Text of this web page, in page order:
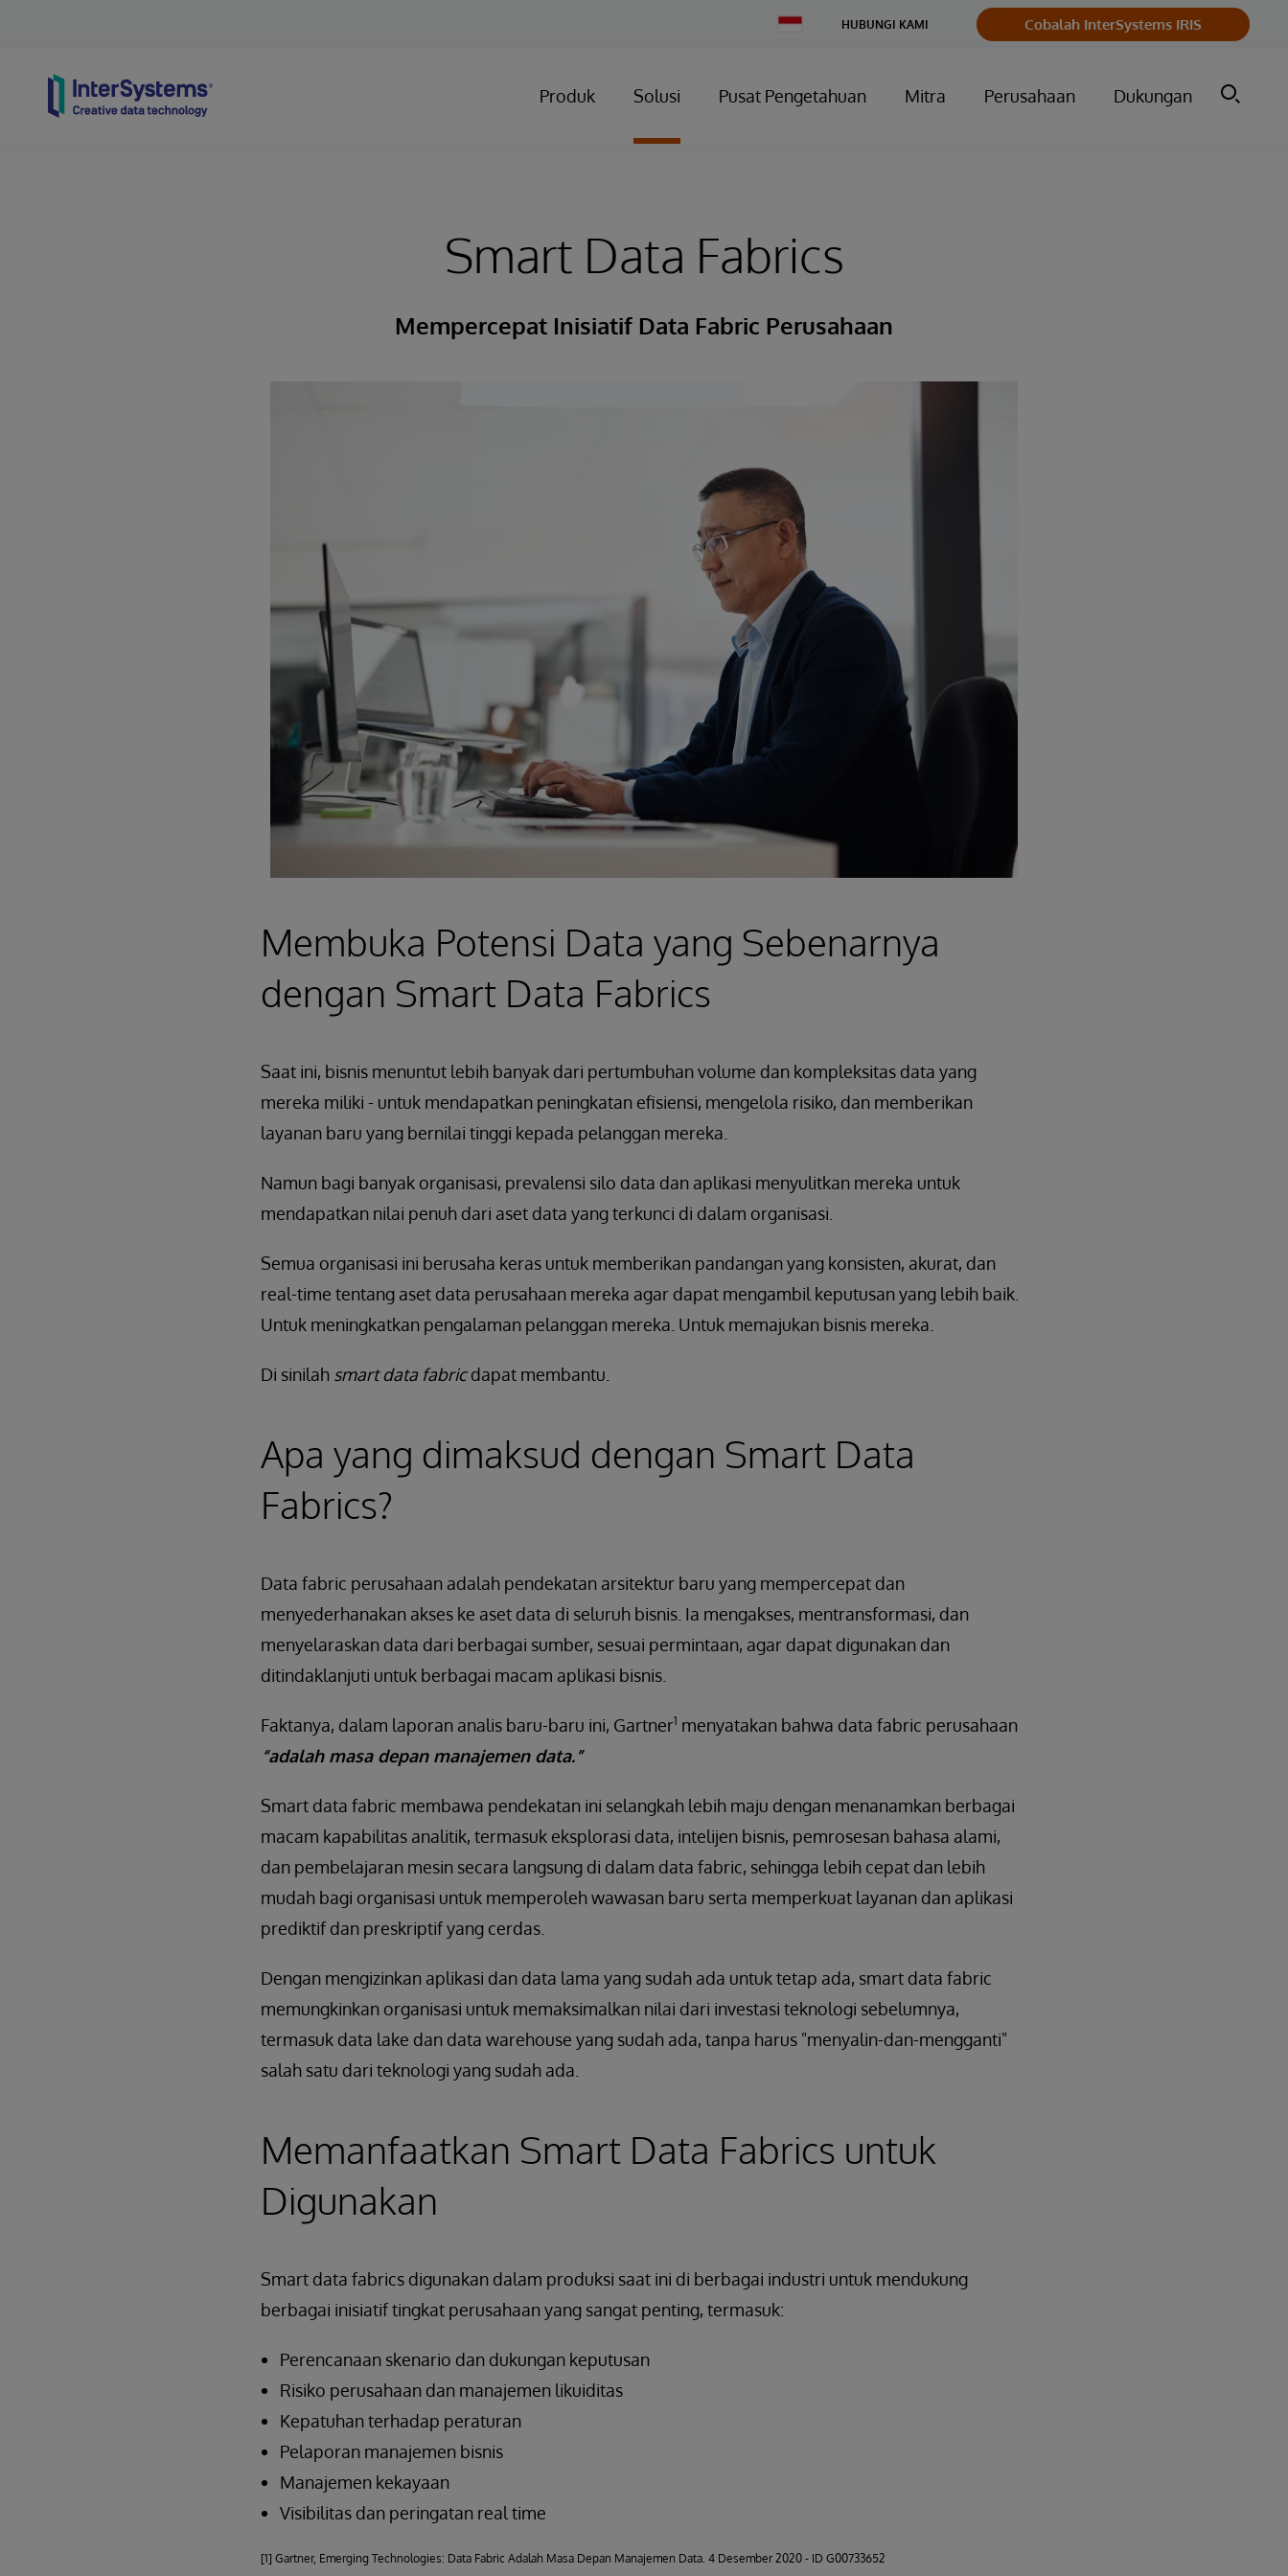
Change
HUBUNGI KAMI Cobalah InterSystems IRIS
Produk Solusi Pusat Pengetahuan Mitra Perusahaan Dukungan
Smart Data Fabrics
Mempercepat Inisiatif Data Fabric Perusahaan
Membuka Potensi Data yang Sebenarnya
dengan Smart Data Fabrics
Saat ini, bisnis menuntut lebih banyak dari pertumbuhan volume dan kompleksitas data yang
mereka miliki - untuk mendapatkan peningkatan efisiensi, mengelola risiko, dan memberikan
layanan baru yang bernilai tinggi kepada pelanggan mereka.
Namun bagi banyak organisasi, prevalensi silo data dan aplikasi menyulitkan mereka untuk
mendapatkan nilai penuh dari aset data yang terkunci di dalam organisasi.
Semua organisasi ini berusaha keras untuk memberikan pandangan yang konsisten, akurat, dan
real-time tentang aset data perusahaan mereka agar dapat mengambil keputusan yang lebih baik.
Untuk meningkatkan pengalaman pelanggan mereka. Untuk memajukan bisnis mereka.
Di sinilah smart data fabricdapat membantu.
Apa yang dimaksud dengan Smart Data
Fabrics?
Data fabric perusahaan adalah pendekatan arsitektur baru yang mempercepat dan
menyederhanakan akses ke aset data di seluruh bisnis. Ia mengakses, mentransformasi, dan
menyelaraskan data dari berbagai sumber, sesuai permintaan, agar dapat digunakan dan
ditindaklanjuti untuk berbagai macam aplikasi bisnis.
Faktanya, dalam laporan analis baru-baru ini, Gartner1 menyatakan bahwa data fabric perusahaan
“adalah masa depan manajemen data.”
Smart data fabric membawa pendekatan ini selangkah lebih maju dengan menanamkan berbagai
macam kapabilitas analitik, termasuk eksplorasi data, intelijen bisnis, pemrosesan bahasa alami,
dan pembelajaran mesin secara langsung di dalam data fabric, sehingga lebih cepat dan lebih
mudah bagi organisasi untuk memperoleh wawasan baru serta memperkuat layanan dan aplikasi
prediktif dan preskriptif yang cerdas.
Dengan mengizinkan aplikasi dan data lama yang sudah ada untuk tetap ada, smart data fabric
memungkinkan organisasi untuk memaksimalkan nilai dari investasi teknologi sebelumnya,
termasuk data lake dan data warehouse yang sudah ada, tanpa harus "menyalin-dan-mengganti"
salah satu dari teknologi yang sudah ada.
Memanfaatkan Smart Data Fabrics untuk
Digunakan
Smart data fabrics digunakan dalam produksi saat ini di berbagai industri untuk mendukung
berbagai inisiatif tingkat perusahaan yang sangat penting, termasuk:
Perencanaan skenario dan dukungan keputusan
Risiko perusahaan dan manajemen likuiditas
Kepatuhan terhadap peraturan
Pelaporan manajemen bisnis
Manajemen kekayaan
Visibilitas dan peringatan real time
[1] Gartner, Emerging Technologies: Data Fabric Adalah Masa Depan Manajemen Data. 4 Desember 2020 - ID G00733652